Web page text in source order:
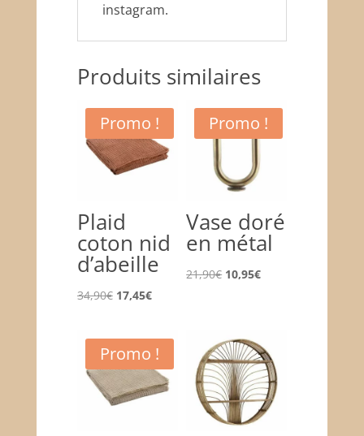
instagram.
Produits similaires
Promo !
Plaid
coton nid
d’abeille
34,90€ Le
initial
était :
34,90€.
17,45€Le
actuel
est :
17,45€.
Promo !
Vase doré
en métal
21,90€ Le
était :
21,90€.
10,95€Le
10,95€.
Promo !